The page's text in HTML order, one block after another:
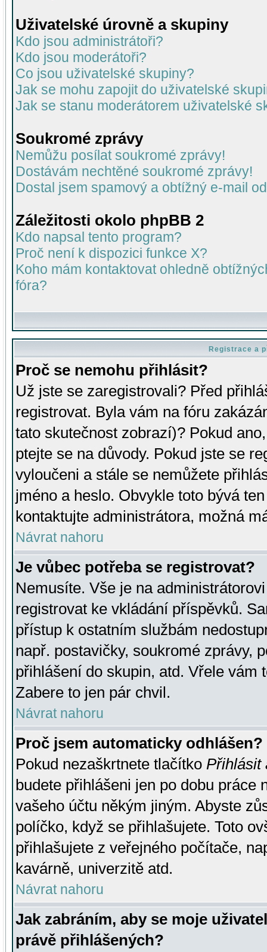
Uživatelské úrovně a skupiny
Kdo jsou administrátoři?
Kdo jsou moderátoři?
Co jsou uživatelské skupiny?
Jak se mohu zapojit do uživatelské
Jak se stanu moderátorem uživatelské
Soukromé zprávy
Nemůžu posílat soukromé zprávy!
Dostávám nechtěné soukromé zprávy!
Dostal jsem spamový a obtížný e-mail
Záležitosti okolo phpBB 2
Kdo napsal tento program?
Proč není k dispozici funkce X?
Koho mám kontaktovat ohledně
fóra?
Registrace a
Proč se nemohu přihlásit?
Už jste se zaregistrovali? Před
registrovat. Byla vám na fóru
tato skutečnost zobrazí)? Pokud
ptejte se na důvody. Pokud jste se
vyloučeni a stále se nemůžete
jméno a heslo. Obvykle toto bývá
kontaktujte administrátora, možná
Návrat nahoru
Je vůbec potřeba se registrovat?
Nemusíte. Vše je na
registrovat ke vkládání příspěvků.
přístup k ostatním službám
např. postavičky, soukromé zprávy,
přihlášení do skupin, atd. Vřele vám
Zabere to jen pár chvil.
Návrat nahoru
Proč jsem automaticky odhlášen?
Pokud nezaškrtnete tlačítko Přihlásit
budete přihlášeni jen po dobu práce
vašeho účtu někým jiným. Abyste
políčko, když se přihlašujete. Toto
přihlašujete z veřejného počítače,
kavárně, univerzitě atd.
Návrat nahoru
Jak zabráním, aby se moje
právě přihlášených?